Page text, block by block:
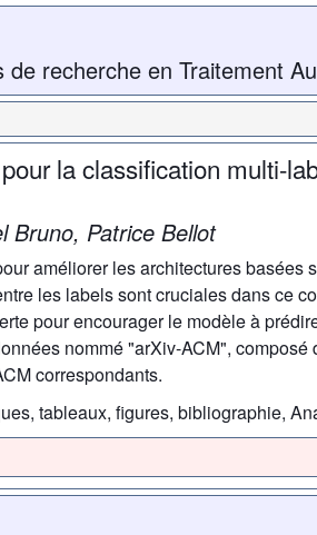
recherche en Traitement
la classification multi-
Bruno, Patrice Bellot
améliorer les architectures basées
les labels sont cruciales dans ce
pour encourager le modèle à
nommé "arXiv-ACM",
correspondants.
tableaux, figures, bibliographie,